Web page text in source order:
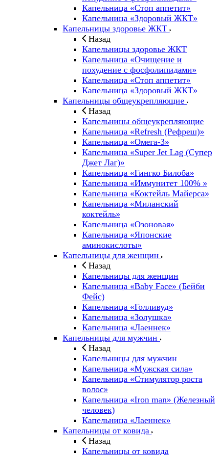
Капельница «Стоп аппетит»
Капельница «Здоровый ЖКТ»
Капельницы здоровье ЖКТ
Назад
Капельницы здоровье ЖКТ
Капельница «Очищение и
похудение с фосфолипидами»
Капельница «Стоп аппетит»
Капельница «Здоровый ЖКТ»
Капельницы общеукрепляющие
Назад
Капельницы общеукрепляющие
Капельница «Refresh (Рефреш)»
Капельница «Омега-3»
Капельница «Super Jet Lag (Супер
Джет Лаг)»
Капельница «Гингко Билоба»
Капельница «Иммунитет 100% »
Капельница «Коктейль Майерса»
Капельница «Миланский
коктейль»
Капельница «Озоновая»
Капельница «Японские
аминокислоты»
Капельницы для женщин
Назад
Капельницы для женщин
Капельница «Baby Face» (Бейби
Фейс)
Капельница «Голливуд»
Капельница «Золушка»
Капельница «Лаеннек»
Капельницы для мужчин
Назад
Капельницы для мужчин
Капельница «Мужская сила»
Капельница «Стимулятор роста
волос»
Капельница «Iron man» (Железный
человек)
Капельница «Лаеннек»
Капельницы от ковида
Назад
Капельницы от ковида